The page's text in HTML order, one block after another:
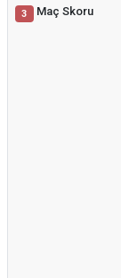
3 Maç Skoru